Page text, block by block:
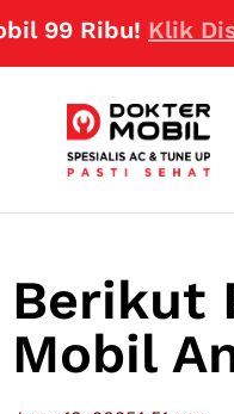
Klik Disini
Berikut
Mobil